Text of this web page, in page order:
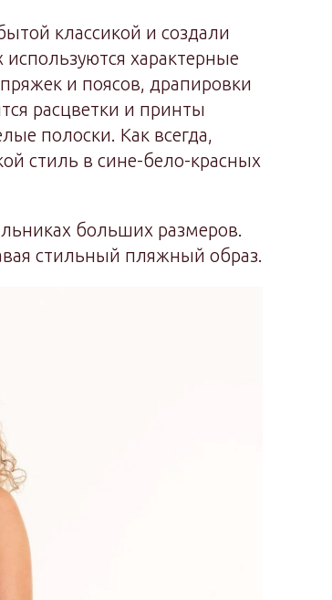
классикой и создали
характерные
и поясов, драпировки
расцветки и принты
полоски. Как всегда,
стиль в сине-бело-красных
больших размеров.
стильный пляжный образ.